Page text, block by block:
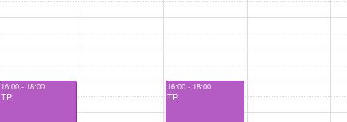
16:00 - 18:00
TP
16:00 - 18:00
TP